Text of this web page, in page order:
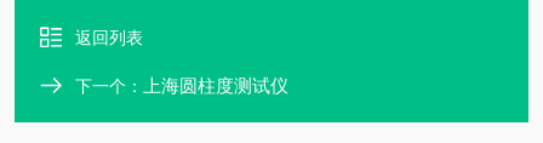
返回列表
下一个： 上海圆柱度测试仪